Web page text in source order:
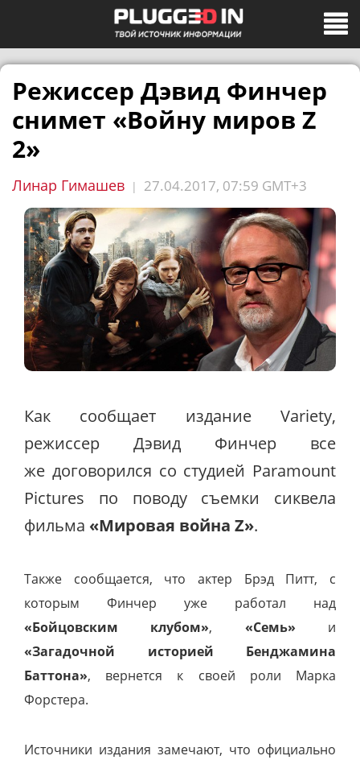
Режиссер Дэвид Финчер
снимет «Войну миров Z
2»
Линар Гимашев | 27.04.2017, 07:59 GMT+3
Как сообщает издание Variety,
режиссер Дэвид Финчер все
же договорился со студией Paramount
Pictures по поводу съемки сиквела
фильма «Мировая война Z».
Также сообщается, что актер Брэд Питт, с
которым Финчер уже работал над
«Бойцовским клубом», «Семь» и
«Загадочной историей Бенджамина
Баттона», вернется к своей роли Марка
Форстера.
Источники издания замечают, что официально